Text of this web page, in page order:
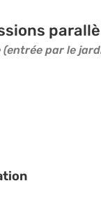
par le